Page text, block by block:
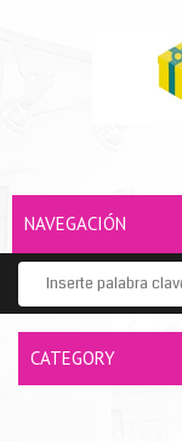
NAVEGACIÓN
CATEGORY